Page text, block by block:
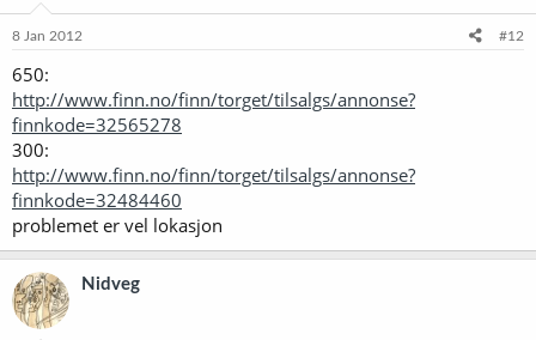
8 Jan 2012 #12
650:
http://www.finn.no/finn/torget/tilsalgs/annonse?
finnkode=32565278
300:
http://www.finn.no/finn/torget/tilsalgs/annonse?
finnkode=32484460
problemet er vel lokasjon
Nidveg